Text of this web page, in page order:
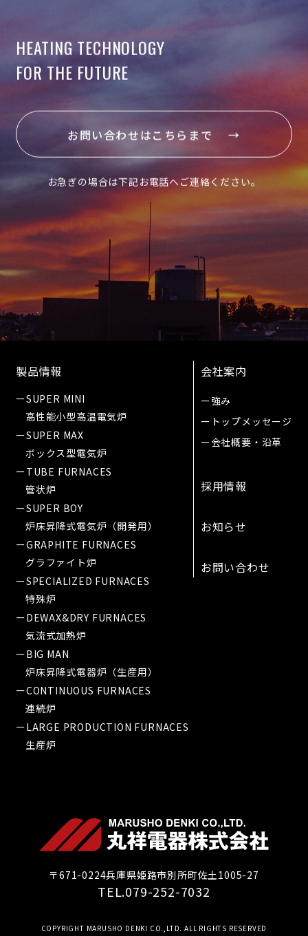
HEATING TECHNOLOGY
FOR THE FUTURE
お問い合わせはこちらまで →
お急ぎの場合は下記お電話へご連絡ください。
〒671-0224兵庫県姫路市別所町佐土1005-27
TEL.079-252-7032
製品情報
ーSUPER MINI
高性能小型高温電気炉
ーSUPER MAX
ボックス型電気炉
ーTUBE FURNACES
管状炉
ーSUPER BOY
炉床昇降式電気炉（開発用）
ーGRAPHITE FURNACES
グラファイト炉
ーSPECIALIZED FURNACES
特殊炉
ーDEWAX&DRY FURNACES
気流式加熱炉
ーBIG MAN
炉床昇降式電器炉（生産用）
ーCONTINUOUS FURNACES
連続炉
ーLARGE PRODUCTION FURNACES
生産炉
会社案内
ー強み
ートップメッセージ
ー会社概要・沿革
採用情報
お知らせ
お問い合わせ
COPYRIGHT MARUSHO DENKI CO.,LTD. ALL RIGHTS RESERVED